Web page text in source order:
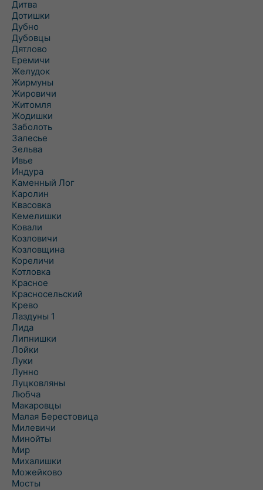
Дитва
Дотишки
Дубно
Дубовцы
Дятлово
Еремичи
Желудок
Жирмуны
Жировичи
Житомля
Жодишки
Заболоть
Залесье
Зельва
Ивье
Индура
Каменный Лог
Каролин
Квасовка
Кемелишки
Ковали
Козловичи
Козловщина
Кореличи
Котловка
Красное
Красносельский
Крево
Лаздуны 1
Лида
Липнишки
Лойки
Луки
Лунно
Луцковляны
Любча
Макаровцы
Малая Берестовица
Милевичи
Минойты
Мир
Михалишки
Можейково
Мосты